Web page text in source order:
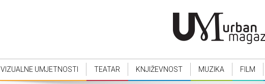
VIZUALNE UMJETNOSTI TEATAR KNJIŽEVNOST MUZIKA FILM